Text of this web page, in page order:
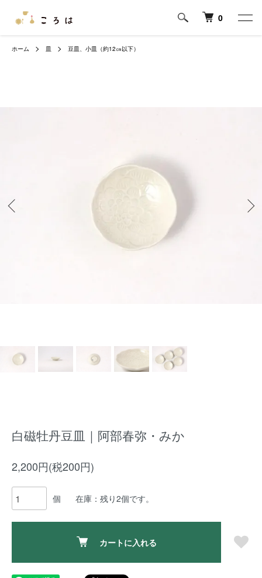
0
ホーム 皿 豆皿、小皿（約12㎝以下）
白磁牡丹豆皿｜阿部春弥・みか
2,200円(税200円)
個 在庫：残り2個です。
カートに入れる